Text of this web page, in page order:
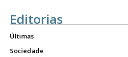
Editorias
Últimas
Sociedade